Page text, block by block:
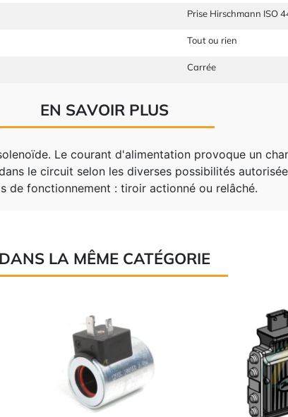
Prise Hirschmann ISO
Tout ou rien
Carrée
EN SAVOIR PLUS
Le courant d'alimentation provoque un
le circuit selon les diverses possibilités
de fonctionnement : tiroir actionné ou relâché.
DANS LA MÊME CATÉGORIE